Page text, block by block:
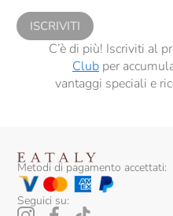
ISCRIVITI
C’è di più! Iscriviti al
Clubper
vantaggi speciali e
Metodi di pagamento accettati:
Seguici su: